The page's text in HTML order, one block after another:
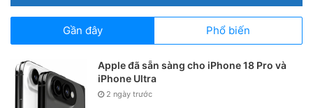
Bước 3: Tại giao diện soạn thư, người dùng nhập đầy
đủ các thông tin gồm:
Gần đây Phổ biến
Apple đã sẵn sàng cho iPhone 18 Pro và
iPhone Ultra
2 ngày trước